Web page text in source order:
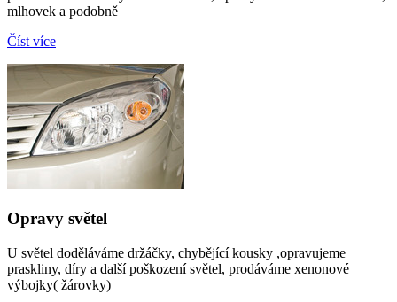
mlhovek a podobně
Číst více
Opravy světel
U světel doděláváme držáčky, chybějící kousky ,opravujeme
praskliny, díry a další poškození světel, prodáváme xenonové
výbojky( žárovky)